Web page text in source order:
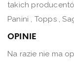
takich
Panini , Topps ,
OPINIE
Na razie nie ma